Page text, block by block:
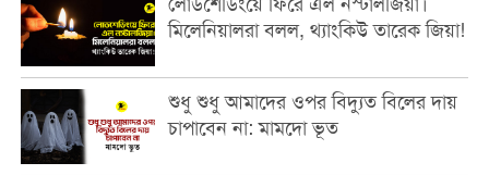
মিলেনিয়ালরা বলল, থ্যাংকিউ তারেক জিয়া!
শুধু শুধু আমাদের ওপর বিদ্যুত বিলের দায়
চাপাবেন না: মামদো ভূত